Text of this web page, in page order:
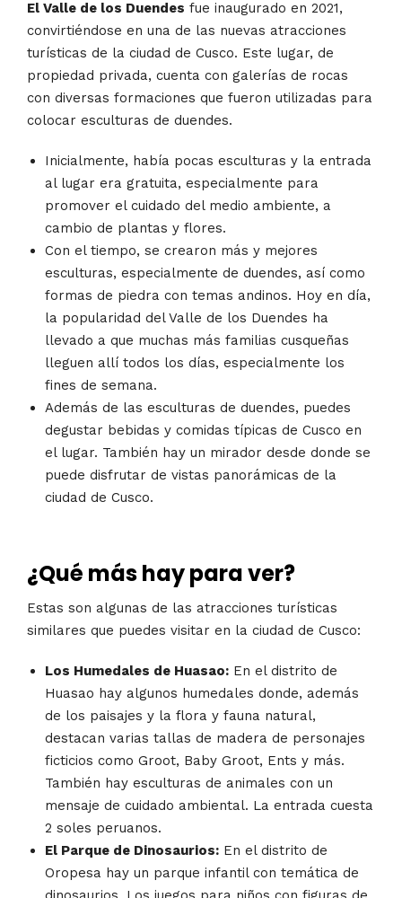
El Valle de los Duendes fue inaugurado en 2021,
convirtiéndose en una de las nuevas atracciones
turísticas de la ciudad de Cusco. Este lugar, de
propiedad privada, cuenta con galerías de rocas
con diversas formaciones que fueron utilizadas para
colocar esculturas de duendes.
Inicialmente, había pocas esculturas y la entrada
al lugar era gratuita, especialmente para
promover el cuidado del medio ambiente, a
cambio de plantas y flores.
Con el tiempo, se crearon más y mejores
esculturas, especialmente de duendes, así como
formas de piedra con temas andinos. Hoy en día,
la popularidad del Valle de los Duendes ha
llevado a que muchas más familias cusqueñas
lleguen allí todos los días, especialmente los
fines de semana.
Además de las esculturas de duendes, puedes
degustar bebidas y comidas típicas de Cusco en
el lugar. También hay un mirador desde donde se
puede disfrutar de vistas panorámicas de la
ciudad de Cusco.
¿Qué más hay para ver?
Estas son algunas de las atracciones turísticas
similares que puedes visitar en la ciudad de Cusco:
Los Humedales de Huasao: En el distrito de
Huasao hay algunos humedales donde, además
de los paisajes y la flora y fauna natural,
destacan varias tallas de madera de personajes
ficticios como Groot, Baby Groot, Ents y más.
También hay esculturas de animales con un
mensaje de cuidado ambiental. La entrada cuesta
2 soles peruanos.
El Parque de Dinosaurios: En el distrito de
Oropesa hay un parque infantil con temática de